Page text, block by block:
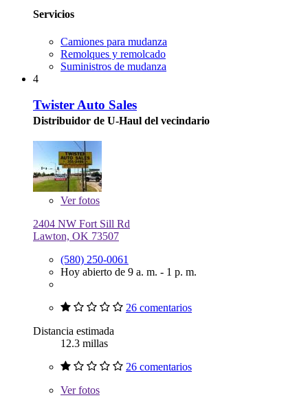
Servicios
Camiones para mudanza
Remolques y remolcado
Suministros de mudanza
4
Twister Auto Sales
Distribuidor de U-Haul del vecindario
Verfotos
2404 NW Fort Sill Rd
Lawton, OK 73507
(580) 250-0061
Hoy abierto de 9 a. m. - 1 p. m.
26 comentarios
Distancia estimada
12.3 millas
26 comentarios
Verfotos